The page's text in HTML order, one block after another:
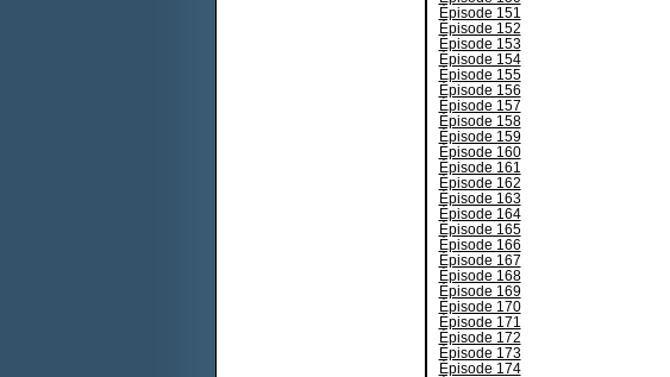
Épisode 151
Épisode 152
Épisode 153
Épisode 154
Épisode 155
Épisode 156
Épisode 157
Épisode 158
Épisode 159
Épisode 160
Épisode 161
Épisode 162
Épisode 163
Épisode 164
Épisode 165
Épisode 166
Épisode 167
Épisode 168
Épisode 169
Épisode 170
Épisode 171
Épisode 172
Épisode 173
Épisode 174